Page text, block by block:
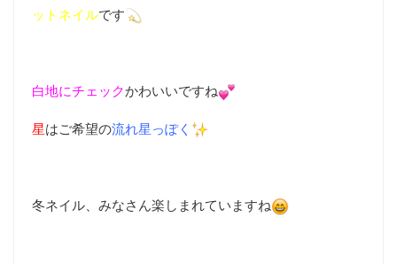
ットネイルです
白地にチェックかわいいですね
星はご希望の流れ星っぽく
冬ネイル、みなさん楽しまれていますね